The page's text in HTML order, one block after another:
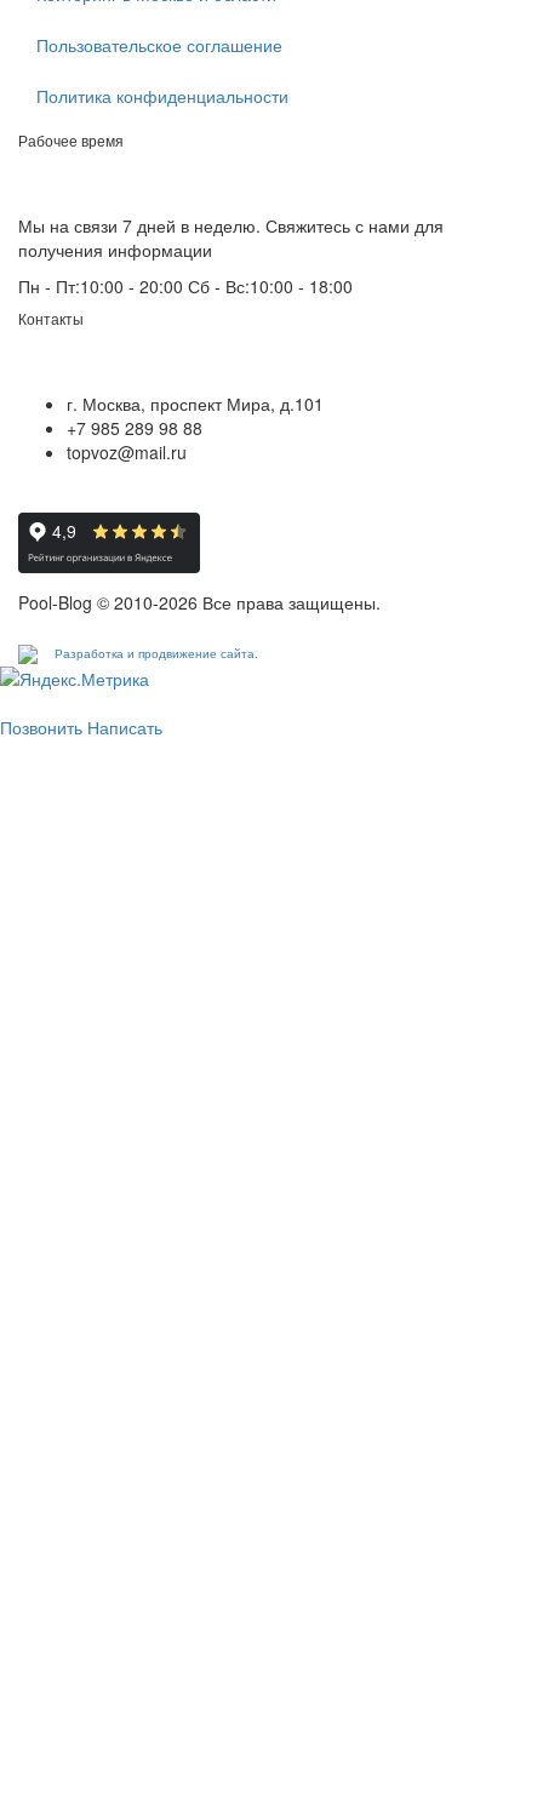
Пользовательское соглашение
Политика конфиденциальности
Рабочее время
Мы на связи 7 дней в неделю. Свяжитесь с нами для
получения информации
Пн - Пт:10:00 - 20:00 Сб - Вс:10:00 - 18:00
Контакты
г. Москва, проспект Мира, д.101
+7 985 289 98 88
topvoz@mail.ru
Pool-Blog © 2010-2026 Все права защищены.
Разработка и продвижение сайта.
Позвонить Написать